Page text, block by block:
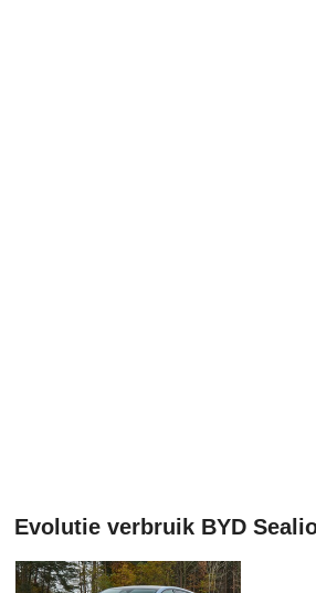
Evolutie verbruik BYD